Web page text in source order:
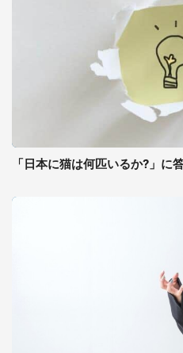
「日本に猫は何匹いるか?」に